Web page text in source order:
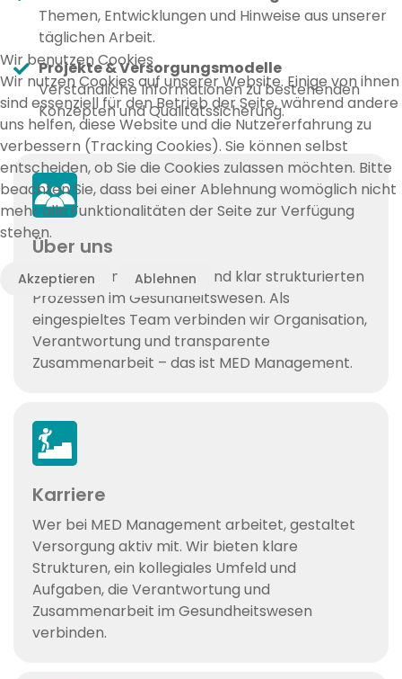
Themen, Entwicklungen und Hinweise aus unserer
täglichen Arbeit.
Projekte & Versorgungsmodelle
Verständliche Informationen zu bestehenden
Konzepten und Qualitätssicherung.
Über uns
Wir arbeiten an stabilen und klar strukturierten
Prozessen im Gesundheitswesen. Als
eingespieltes Team verbinden wir Organisation,
Verantwortung und transparente
Zusammenarbeit – das ist MED Management.
Karriere
Wer bei MED Management arbeitet, gestaltet
Versorgung aktiv mit. Wir bieten klare
Strukturen, ein kollegiales Umfeld und
Aufgaben, die Verantwortung und
Zusammenarbeit im Gesundheitswesen
verbinden.
Wir benutzen Cookies
Wir nutzen Cookies auf unserer Website. Einige von ihnen
sind essenziell für den Betrieb der Seite, während andere
uns helfen, diese Website und die Nutzererfahrung zu
verbessern (Tracking Cookies). Sie können selbst
entscheiden, ob Sie die Cookies zulassen möchten. Bitte
beachten Sie, dass bei einer Ablehnung womöglich nicht
mehr alle Funktionalitäten der Seite zur Verfügung
stehen.
Akzeptieren Ablehnen